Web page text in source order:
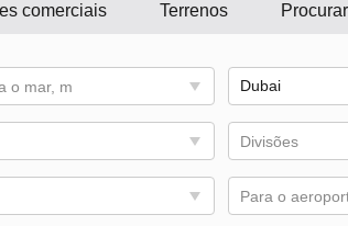
comerciais Terrenos
o mar, m
Divisões
Para o